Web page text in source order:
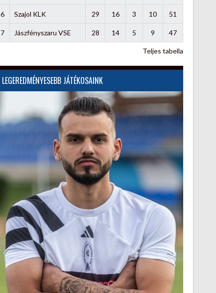
6 Szajol KLK 29 16 3 10 51
7 Jászfényszaru VSE 28 14 5 9 47
Teljes tabella
LEGEREDMÉNYESEBB JÁTÉKOSAINK